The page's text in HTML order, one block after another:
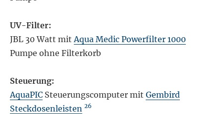
UV-Filter:
JBL 30 Watt mit Aqua Medic Powerfilter 1000
Pumpe ohne Filterkorb
Steuerung:
AquaPIC Steuerungscomputer mitGembird
Steckdosenleisten 26